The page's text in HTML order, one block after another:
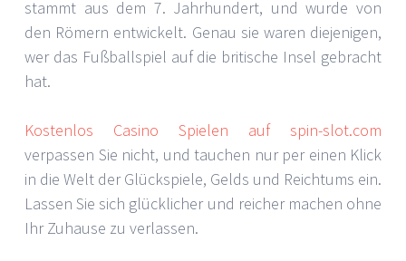
stammt aus dem 7. Jahrhundert, und wurde von
den Römern entwickelt. Genau sie waren diejenigen,
wer das Fußballspiel auf die britische Insel gebracht
hat.
Kostenlos Casino Spielen auf spin-slot.com
verpassen Sie nicht, und tauchen nur per einen Klick
in die Welt der Glückspiele, Gelds und Reichtums ein.
Lassen Sie sich glücklicher und reicher machen ohne
Ihr Zuhause zu verlassen.